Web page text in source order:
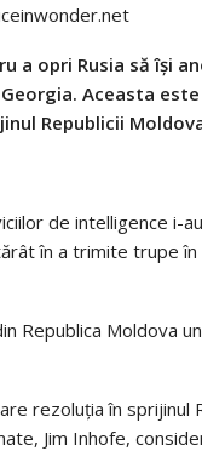
a opri Rusia să își
Aceasta
Republicii
de intelligence i-
în a trimite trupe în
Moldova un
rezoluția în sprijinul
Jim Inhofe,